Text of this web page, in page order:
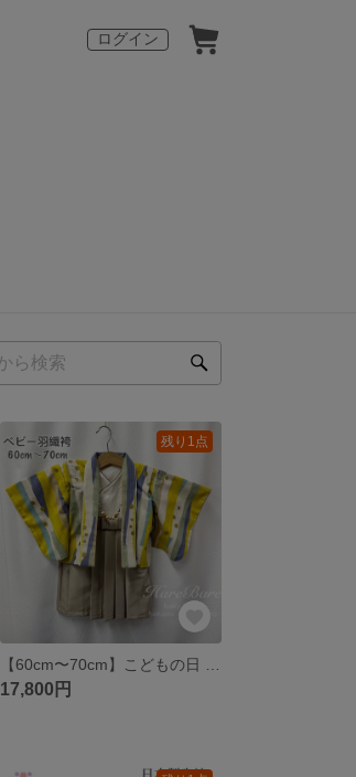
ログイン
残り1点
17,800円